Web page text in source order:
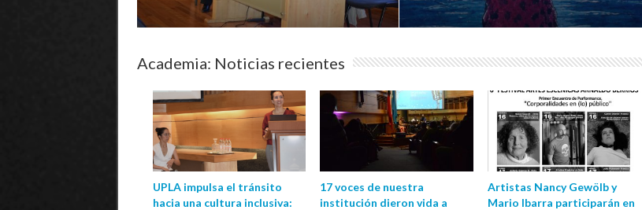
Academia: Noticias recientes
UPLA impulsa el tránsito
hacia una cultura inclusiva:
17 voces de nuestra
institución dieron vida a
Artistas Nancy Gewölb y
Mario Ibarra participarán en